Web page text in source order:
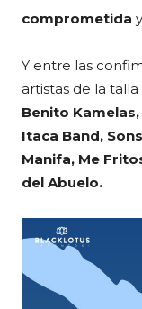
comprometida y
Y entre las
artistas de la talla
Benito
Itaca Band,
Manifa, Me
del Abuelo.